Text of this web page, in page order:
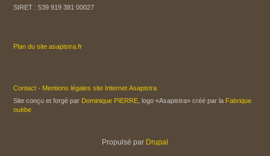
SIRET : 539 919 381 00027
Plan du site asapistra.fr
Contact - Mentions légales site Internet Asapistra
Site conçu et forgé par Dominique PIERRE , logo «Asapistra» créé par la Fabrique
ouèbe
Propulsé par Drupal